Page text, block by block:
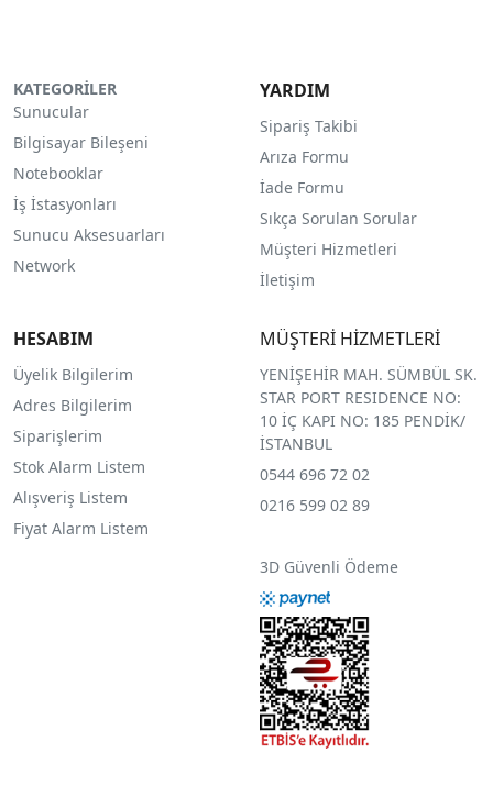
KATEGORİLER
Sunucular
Bilgisayar Bileşeni
Notebooklar
İş İstasyonları
Sunucu Aksesuarları
Network
YARDIM
Sipariş Takibi
Arıza Formu
İade Formu
Sıkça Sorulan Sorular
Müşteri Hizmetleri
İletişim
HESABIM
Üyelik Bilgilerim
Adres Bilgilerim
Siparişlerim
Stok Alarm Listem
Alışveriş Listem
Fiyat Alarm Listem
MÜŞTERİ HİZMETLERİ
YENİŞEHİR MAH. SÜMBÜL SK.
STAR PORT RESIDENCE NO:
10 İÇ KAPI NO: 185 PENDİK/
İSTANBUL
0544 696 72 02
0216 599 02 89
3D Güvenli Ödeme